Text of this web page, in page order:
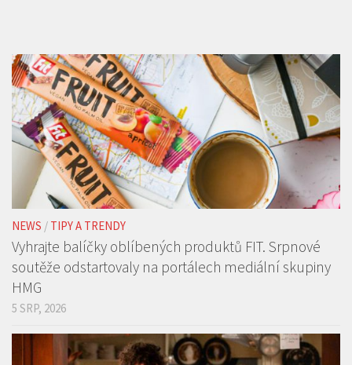
NEWS / TIPY A TRENDY
Vyhrajte balíčky oblíbených produktů FIT. Srpnové
soutěže odstartovaly na portálech mediální skupiny
HMG
5 SRP, 2026